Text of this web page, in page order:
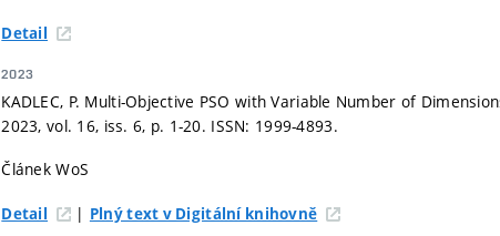
Detail
2023
KADLEC, P. Multi-Objective PSO with Variable Number of
2023, vol. 16, iss. 6, p. 1-20. ISSN: 1999-4893.
Článek WoS
Detail | Plný text v Digitální knihovně